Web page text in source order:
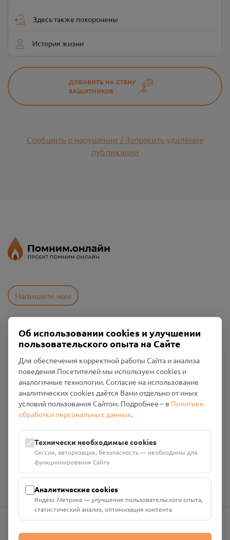
Здесь также похоронены
История жизни
ДОБАВИТЬ НА СТЕНУ
ЗАЩИТНИКОВ
Сообщить о нарушении / Запросить удаление
публикации
Напишите нам
Пользовательское соглашение
Политика конфиденциальности
Промо-материалы
Настройки cookies
Общество с ограниченной ответственностью «Смоленский
Проект Помним»
Юридический адрес: 216790, Смоленская область, р-н
Руднянский, г. Рудня, улица Западная, д. 26А, пом. 18
Номер счёта: 40702810901130004287 в АО "АЛЬФА-БАНК"
Кор. счёт: 30101810200000000593
info@pomnim.online
Об использовании cookies и улучшении
пользовательского опыта на Сайте
Для обеспечения корректной работы Сайта и анализа
поведения Посетителей мы используем cookies и
аналогичные технологии. Согласие на использование
аналитических cookies даётся Вами отдельно от иных
условий пользования Сайтом. Подробнее – в Политике
обработки персональных данных.
Технически необходимые cookies
Сессия, авторизация, безопасность — необходимы для
функционирования Сайта
Аналитические cookies
Яндекс.Метрика — улучшение пользовательского опыта,
статистический анализ, оптимизация контента